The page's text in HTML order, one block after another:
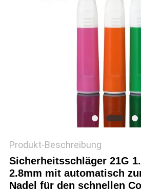
Produkt-Beschreibung
Sicherheitsschläger 21G
2.8mm mit automatisch
Nadel für den schnellen